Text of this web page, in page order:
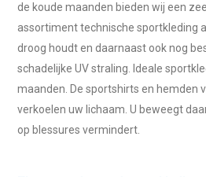
de koude maanden bieden wij een
assortiment technische sportkleding
droog houdt en daarnaast ook nog
schadelijke UV straling. Ideale
maanden. De sportshirts en hemden
verkoelen uw lichaam. U beweegt
op blessures vermindert.